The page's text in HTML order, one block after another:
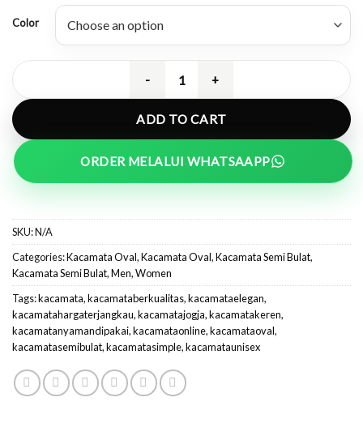
Color
Kacamata Oval Simple Cocok
ADD TO CART
ORDER MELALUI WHATSAAPP
SKU:N/A
Categories:Kacamata Oval,Kacamata Oval,Kacamata Semi Bulat,
Kacamata Semi Bulat,Men,Women
Tags:kacamata,kacamataberkualitas,kacamataelegan,
kacamatahargaterjangkau,kacamatajogja,kacamatakeren,
kacamatanyamandipakai,kacamataonline,kacamataoval,
kacamatasemibulat,kacamatasimple,kacamataunisex